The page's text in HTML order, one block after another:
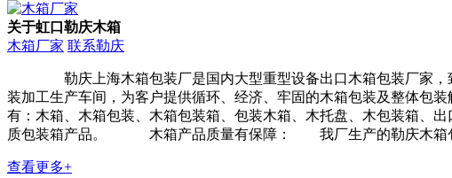
关于虹口勒庆木箱
木箱厂家 联系勒庆
勒庆上海木箱包装厂是国内大型重型设备出口木箱包装厂家，致
装加工生产车间，为客户提供循环、经济、牢固的木箱包装及整体
有：木箱、木箱包装、木箱包装箱、包装木箱、木托盘、木包装箱、
质包装箱产品。 木箱产品质量有保障： 我厂生产的勒庆木箱包
查看更多+